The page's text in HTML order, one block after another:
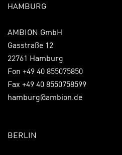
HAMBURG
AMBION GmbH
Gasstraße 12
22761 Hamburg
Fon +49 40 855075850
Fax +49 40 8550758599
hamburg@ambion.de
BERLIN